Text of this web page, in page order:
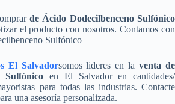
de Ácido Dodecilbenceno Sulfónico
el producto con nosotros. Contamos con
Sulfónico
El Salvadorsomos lideres en laventa de
Sulfónicoen El Salvador en cantidades/
para todas las industrias. Contacte
una asesoría personalizada.